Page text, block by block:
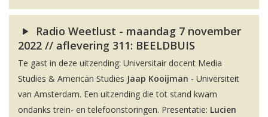
Radio Weetlust - maandag 7 november
2022 // aflevering 311: BEELDBUIS
Te gast in deze uitzending: Universitair docent Media
Studies & American Studies Jaap Kooijman - Universiteit
van Amsterdam. Een uitzending die tot stand kwam
ondanks trein- en telefoonstoringen. Presentatie: Lucien